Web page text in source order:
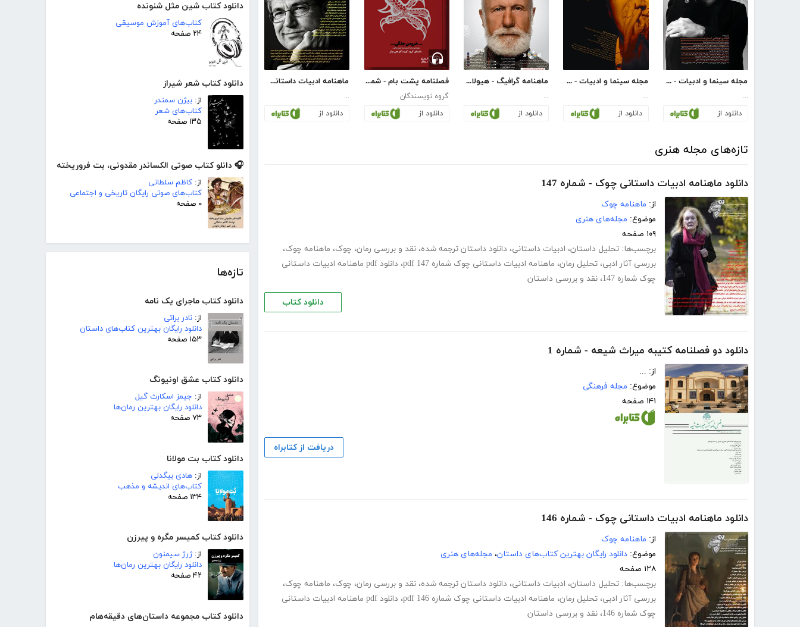
دانلود کتاب شین مثل شنونده
کتاب‌های آموزش موسیقی
۲۴ صفحه
دانلود کتاب شعر شیراز
از: بیژن سمندر
کتاب‌های شعر
۱۳۵ صفحه
🎧 دانلو کتاب صوتی الکساندر مقدونی، بت فروریخته
از: کاظم سلطانی
کتاب‌های صوتی رایگان تاریخی و اجتماعی
۰ صفحه
تازه‌ها
دانلود کتاب ماجرای یک نامه
از: نادر براتی
دانلود رایگان بهترین کتاب‌های داستان
۱۵۳ صفحه
دانلود کتاب عشق اونیونگ
از: جیمز اسکارث گیل
دانلود رایگان بهترین رمان‌ها
۷۳ صفحه
دانلود کتاب بت مولانا
از: هادی بیگدلی
کتاب‌های اندیشه و مذهب
۱۳۴ صفحه
دانلود کتاب کمیسر مگره و پیرزن
از:ژرژ سیمنون
دانلود رایگان بهترین رمان‌ها
۴۲ صفحه
دانلود کتاب مجموعه داستان‌های دقیقه‌هام
مجله سینما و ادبیات - شماره 34
...
دانلود از
مجله سینما و ادبیات - شماره 25
...
دانلود از
ماهنامه گرافیگ - هیولای خلاق - شماره 4
...
دانلود از
فصلنامه پشت بام - شماره دو
گروه نویسندگان
دانلود از
ماهنامه ادبیات داستانی چوک - شماره 58
...
دانلود از
تازه‌های مجله هنری
دانلود ماهنامه ادبیات داستانی چوک - شماره 147
از: ماهنامه چوک
موضوع: مجله‌های هنری
۱۰۹ صفحه
برچسب‌ها: تحلیل داستان، ادبیات داستانی، دانلود داستان ترجمه شده، نقد و بررسی رمان، چوک، ماهنامه چوک،
بررسی آثار ادبی، تحلیل رمان، ماهنامه ادبیات داستانی چوک شماره 147 pdf ،
دانلود pdf ماهنامه ادبیات داستانی
چوک شماره 147
، نقد و بررسی داستان
دانلود کتاب
دانلود دو فصلنامه کتیبه میراث شیعه - شماره 1
از: ...
موضوع: مجله فرهنگی
۱۴۱ صفحه
دریافت از کتابراه
دانلود ماهنامه ادبیات داستانی چوک - شماره 146
از: ماهنامه چوک
موضوع: دانلود رایگان بهترین کتاب‌های داستان، مجله‌های هنری
۱۲۸ صفحه
برچسب‌ها: تحلیل داستان، ادبیات داستانی، دانلود داستان ترجمه شده، نقد و بررسی رمان، چوک، ماهنامه چوک،
بررسی آثار ادبی، تحلیل رمان، ماهنامه ادبیات داستانی چوک شماره 146 pdf ،
دانلود pdf ماهنامه ادبیات داستانی
چوک شماره 146
، نقد و بررسی داستان